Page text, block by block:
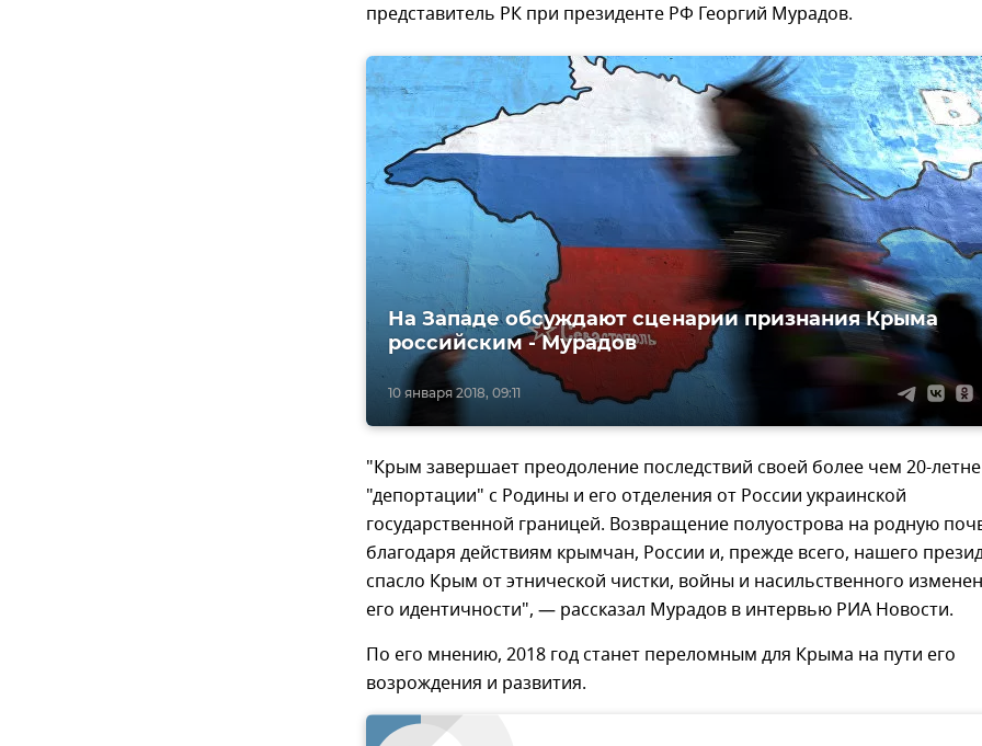
представитель РК при президенте РФ Георгий Мурадов.
10 января 2018, 09:11
На Западе обсуждают сценарии признания Крыма
российским - Мурадов
"Крым завершает преодоление последствий своей более чем 20-
"депортации" с Родины и его отделения от России украинской
государственной границей. Возвращение полуострова на родную
благодаря действиям крымчан, России и, прежде всего, нашего
спасло Крым от этнической чистки, войны и насильственного
его идентичности", — рассказал Мурадов в интервью РИА Новости.
По его мнению, 2018 год станет переломным для Крыма на пути его
возрождения и развития.